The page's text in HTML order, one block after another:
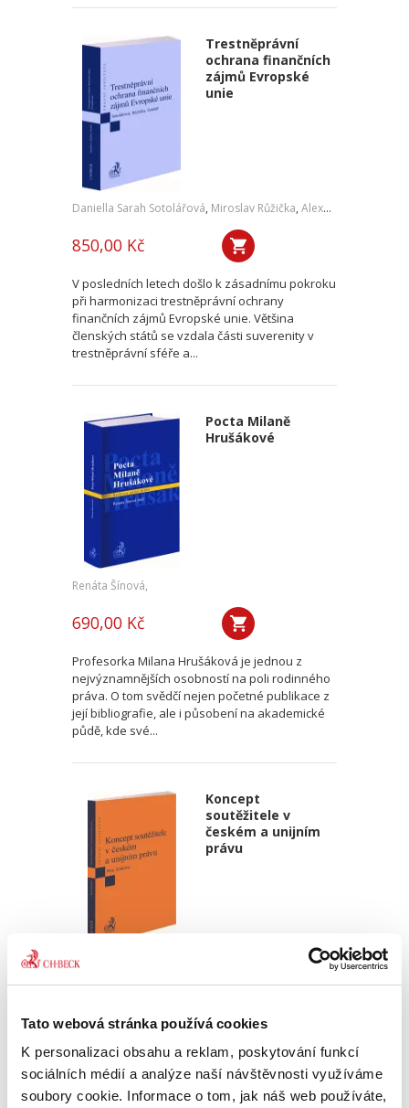
Tato webová stránka používá cookies
K personalizaci obsahu a reklam, poskytování funkcí
sociálních médií a analýze naší návštěvnosti využíváme
soubory cookie. Informace o tom, jak náš web používáte,
Trestněprávní
ochrana finančních
zájmů Evropské
unie
Daniella Sarah Sotolářová, Miroslav Růžička, Alexander Sotolář
850,00 Kč
V posledních letech došlo k zásadnímu pokroku
při harmonizaci trestněprávní ochrany
finančních zájmů Evropské unie. Většina
členských států se vzdala části suverenity v
trestněprávní sféře a...
Pocta Milaně
Hrušákové
Renáta Šínová,
690,00 Kč
Profesorka Milana Hrušáková je jednou z
nejvýznamnějších osobností na poli rodinného
práva. O tom svědčí nejen početné publikace z
její bibliografie, ale i působení na akademické
půdě, kde své...
Koncept
soutěžitele v
českém a unijním
právu
Michal Petr
„veřejného“ soutěžního práva, tedy regulace
protisoutěžních dohod, zneužívání
dominantního postavení a kontroly koncentrací.